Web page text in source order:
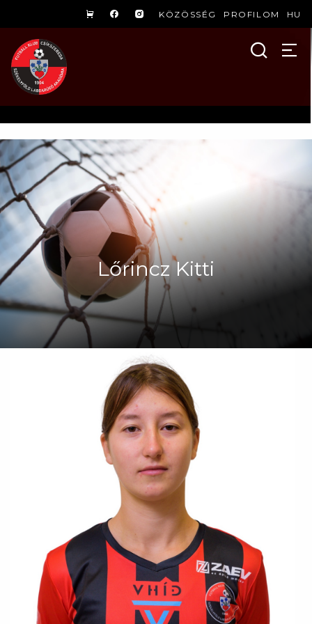
KÖZÖSSÉG PROFILOM HU
Lőrincz Kitti